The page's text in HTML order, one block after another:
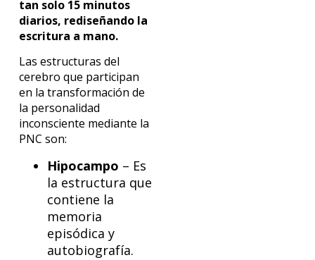
tan solo 15 minutos
diarios, rediseñando la
escritura a mano.
Las estructuras del
cerebro que participan
en la transformación de
la personalidad
inconsciente mediante la
PNC son:
Hipocampo – Es
la estructura que
contiene la
memoria
episódica y
autobiografía.